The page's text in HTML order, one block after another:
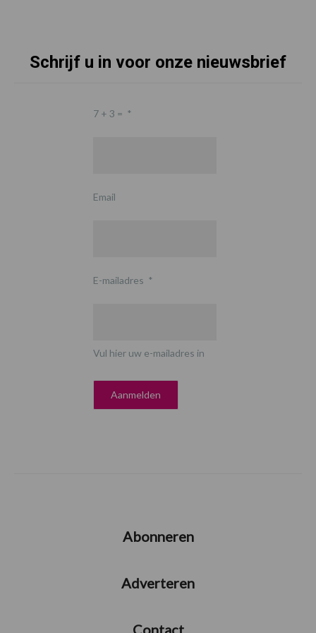
Schrijf u in voor onze nieuwsbrief
7 + 3 = *
Email
E-mailadres *
Vul hier uw e-mailadres in
Abonneren
Adverteren
Contact